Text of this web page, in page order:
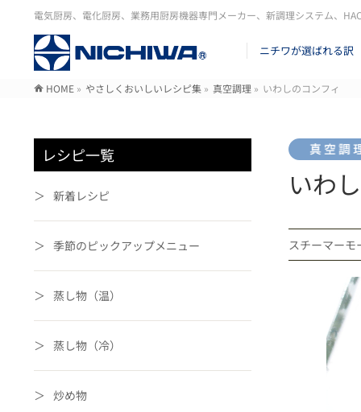
電気厨房、電化厨房、業務用厨房機器専門メーカー、新調理システム、
ニチワが選ばれる訳
HOME » やさしくおいしいレシピ集 » 真空調理 » いわしのコンフィ
いわ
スチーマー
レシピ一覧
新着レシピ
季節のピックアップメニュー
蒸し物（温）
蒸し物（冷）
炒め物